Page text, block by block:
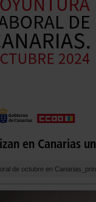
en Canarias
de octubre en